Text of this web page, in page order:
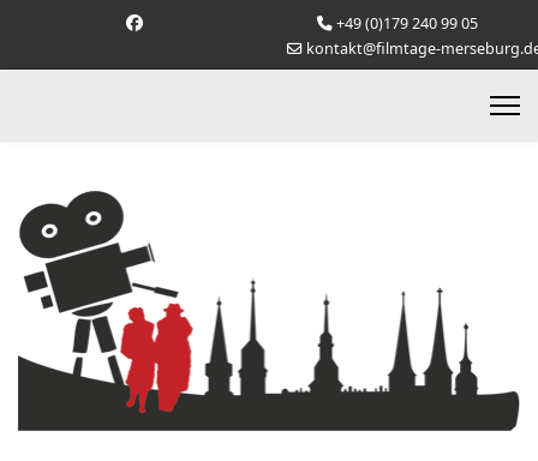
+49 (0)179 240 99 05
kontakt@filmtage-